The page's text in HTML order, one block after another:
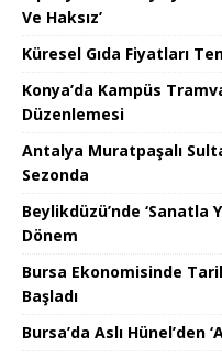
Ve Haksız’
Küresel Gıda Fiyatları
Konya’da Kampüs
Düzenlemesi
Antalya Muratpaşalı
Sezonda
Beylikdüzü’nde ‘Sanatla
Dönem
Bursa Ekonomisinde
Başladı
Bursa’da Aslı Hünel’den